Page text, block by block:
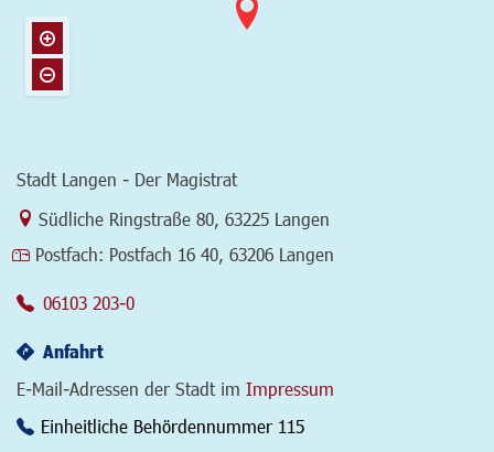
Stadt Langen - Der Magistrat
Link zur Google-Maps Navigation
Südliche Ringstraße 80 63225 Langen
Postfach: Postfach 16 40, 63206 Langen
06103 203-0
Anfahrt
E-Mail-Adressen der Stadt im Impressum
Einheitliche Behördennummer 115